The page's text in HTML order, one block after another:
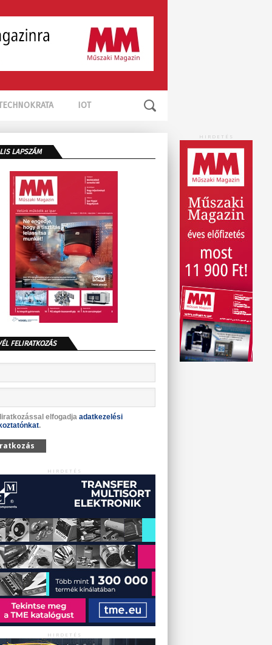
IOT
HIRDETÉS
LAPSZÁM
FELIRATKOZÁS
elfogadja adatkezelési
.
HIRDETÉS
HIRDETÉS